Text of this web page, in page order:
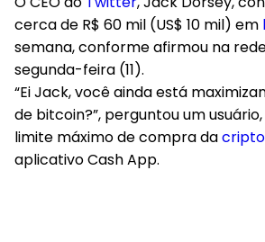
cerca de R$ 60 mil (US$ 10 mil) em
semana, conforme afirmou na
segunda-feira (11).
“Ei Jack, você ainda está
de bitcoin?”, perguntou um
limite máximo de compra da
aplicativo Cash App.